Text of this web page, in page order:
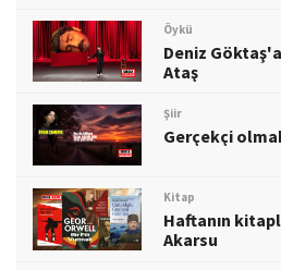
Öykü
Deniz
Ataş
Şiir
Gerçekçi
Kitap
Haftanın
Akarsu